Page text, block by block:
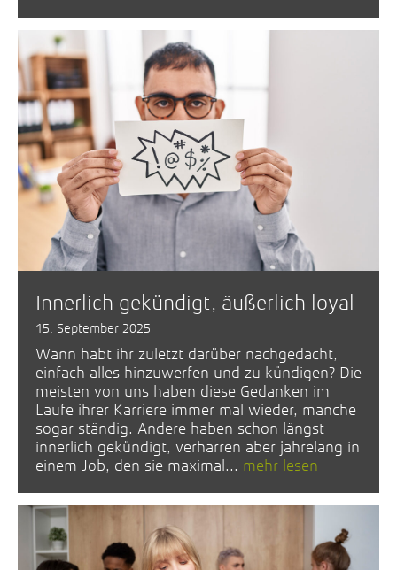
Innerlich gekündigt, äußerlich loyal
15. September 2025
Wann habt ihr zuletzt darüber nachgedacht,
einfach alles hinzuwerfen und zu kündigen? Die
meisten von uns haben diese Gedanken im
Laufe ihrer Karriere immer mal wieder, manche
sogar ständig. Andere haben schon längst
innerlich gekündigt, verharren aber jahrelang in
einem Job, den sie maximal... mehr lesen